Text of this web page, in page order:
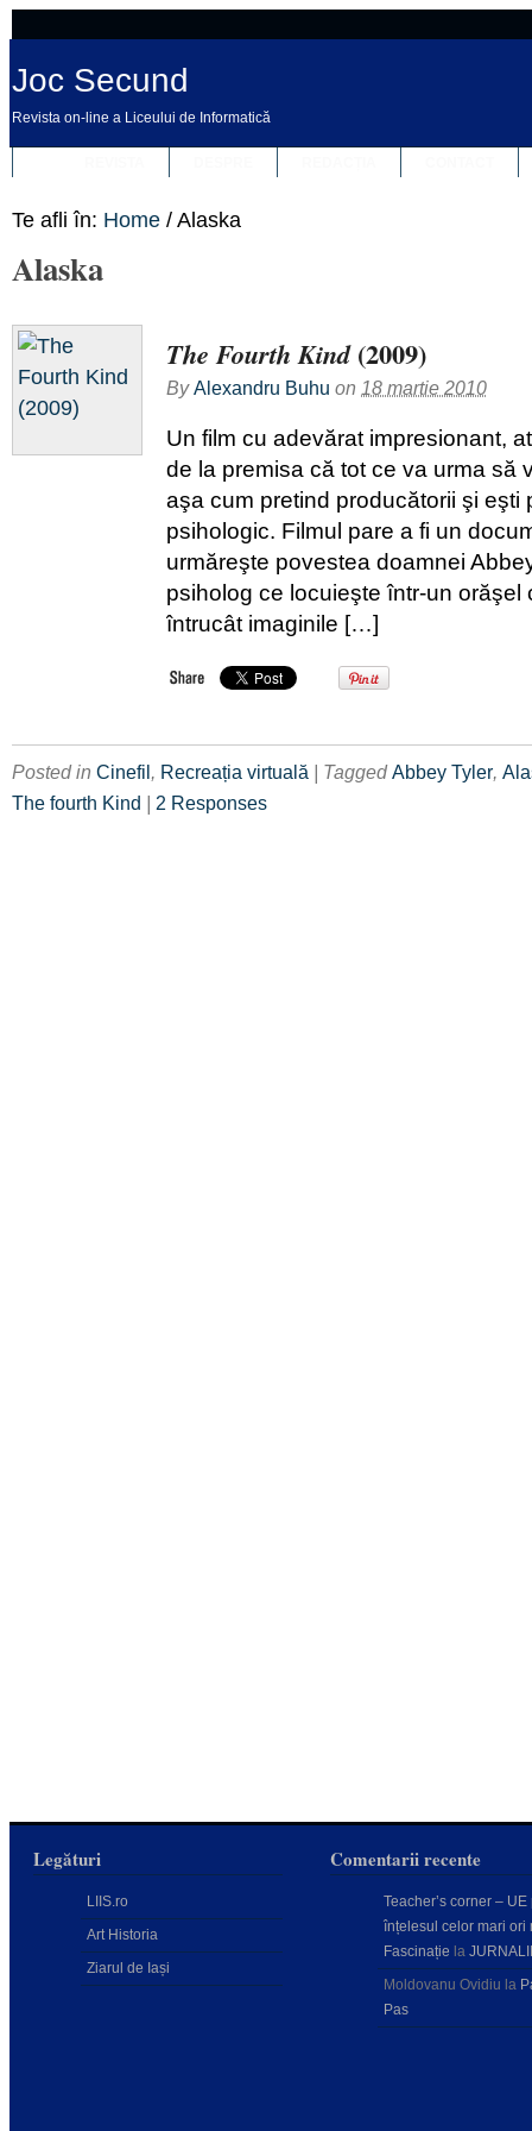
Joc Secund
Revista on-line a Liceului de Informatică
Te afli în: Home / Alaska
Alaska
The Fourth Kind(2009)
ByAlexandru Buhu on 18 martie 2010
Un film cu adevărat impresionant,
de la premisa că tot ce va urma să
aşa cum pretind producătorii şi eşti
psihologic. Filmul pare a fi un
urmăreşte povestea doamnei
psiholog ce locuieşte într-un orăşel
întrucât imaginile […]
Posted in Cinefil, Recreația virtuală | TaggedAbbey Tyler,
The fourth Kind | 2 Responses
Legături
LIIS.ro
Art Historia
Ziarul de Iași
Comentarii recente
Teacher’s corner – UE
înțelesul celor mari ori
Fascinație la
Moldovanu Ovidiu la
Pas